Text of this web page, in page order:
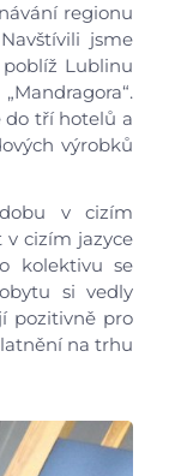
regionu
jsme
Lublinu
do tří hotelů a
výrobků
v cizím
v cizím jazyce
kolektivu se
si vedly
pozitivně pro
na trhu